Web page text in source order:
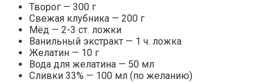
Творог — 300 г
Свежая клубника — 200 г
Мёд — 2-3 ст. ложки
Ванильный экстракт — 1 ч. ложка
Желатин — 10 г
Вода для желатина — 50 мл
Сливки 33% — 100 мл (по желанию)